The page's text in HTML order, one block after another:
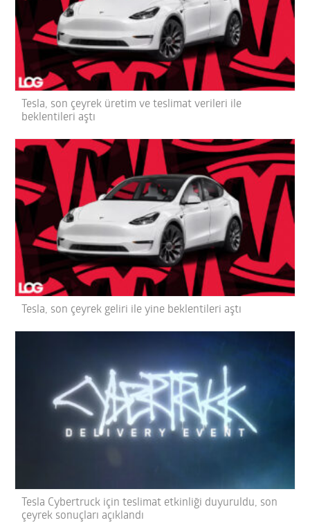
Tesla, son çeyrek üretim ve teslimat verileri ile
beklentileri aştı
Tesla, son çeyrek geliri ile yine beklentileri aştı
Tesla Cybertruck için teslimat etkinliği duyuruldu, son
çeyrek sonuçları açıklandı